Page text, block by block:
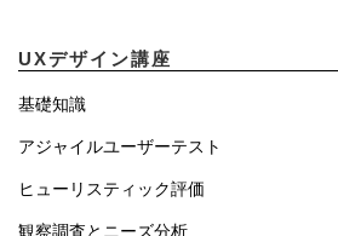
UXデザイン講座
基礎知識
アジャイルユーザーテスト
ヒューリスティック評価
観察調査とニーズ分析